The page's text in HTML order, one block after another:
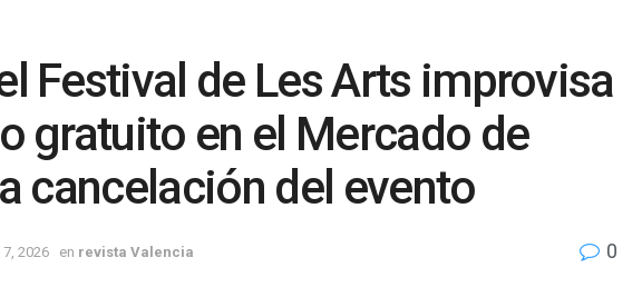
Festival de Les Arts improvisa
gratuito en el Mercado de
cancelación del evento
2026 en revista Valencia 0